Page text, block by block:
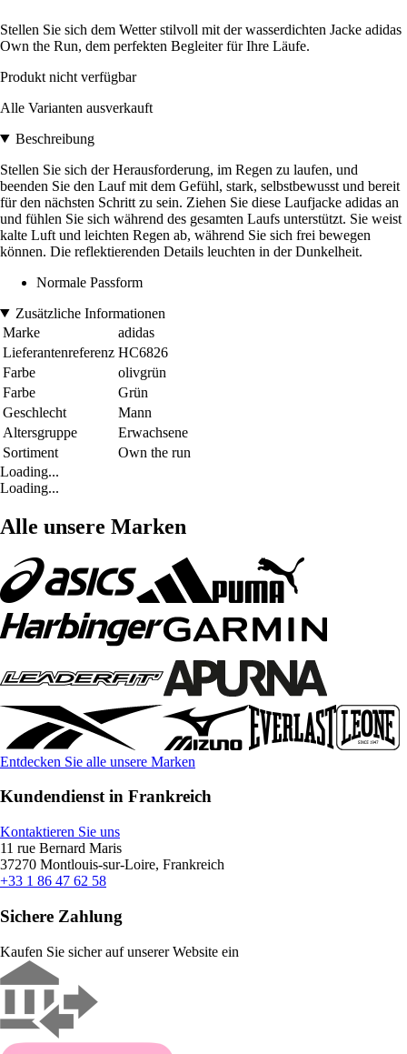
Stellen Sie sich dem Wetter stilvoll mit der wasserdichten Jacke adidas
Own the Run, dem perfekten Begleiter für Ihre Läufe.
Produkt nicht verfügbar
Alle Varianten ausverkauft
Beschreibung
Stellen Sie sich der Herausforderung, im Regen zu laufen, und
beenden Sie den Lauf mit dem Gefühl, stark, selbstbewusst und bereit
für den nächsten Schritt zu sein. Ziehen Sie diese Laufjacke adidas an
und fühlen Sie sich während des gesamten Laufs unterstützt. Sie weist
kalte Luft und leichten Regen ab, während Sie sich frei bewegen
können. Die reflektierenden Details leuchten in der Dunkelheit.
Normale Passform
Zusätzliche Informationen
Marke
adidas
Lieferantenreferenz HC6826
Farbe
olivgrün
Farbe
Grün
Geschlecht
Mann
Altersgruppe
Erwachsene
Sortiment
Own the run
Loading...
Loading...
Alle unsere Marken
Entdecken Sie alle unsere Marken
Kundendienst in Frankreich
Kontaktieren Sie uns
11 rue Bernard Maris
37270 Montlouis-sur-Loire, Frankreich
+33 1 86 47 62 58
Sichere Zahlung
Kaufen Sie sicher auf unserer Website ein